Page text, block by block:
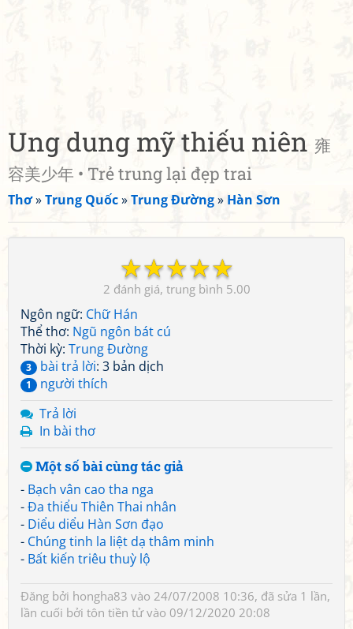
Ung dung mỹ thiếu niên 雍
容美少年 • Trẻ trung lại đẹp trai
Thơ»Trung Quốc»Trung Đường» Hàn Sơn
☆
☆
☆
☆
☆
2 5.00
Ngôn ngữ: Chữ Hán
Thể thơ: Ngũ ngôn bát cú
Thời kỳ: Trung Đường
3 bài trả lời: 3 bản dịch
1
người thích
Trả lời
In bài thơ
Một số bài cùng tác giả
- Bạch vân cao tha nga
-Đa thiểu Thiên Thai nhân
- Diểu diểu Hàn Sơn đạo
- Chúng tinh la liệt dạ thâm minh
- Bất kiến triêu thuỳ lộ
Đăng bởi hongha83 vào 24/07/2008 10:36, đã sửa 1 lần,
lần cuối bởi tôn tiền tửvào 09/12/2020 20:08